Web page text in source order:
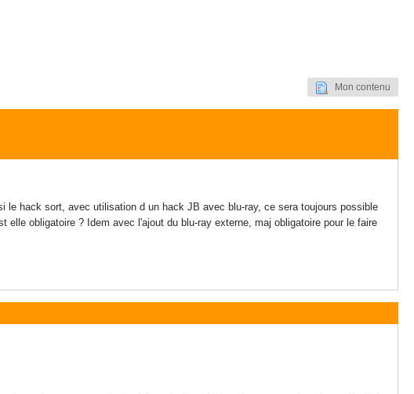
Mon contenu
hack sort, avec utilisation d un hack JB avec blu-ray, ce sera toujours possible
obligatoire ? Idem avec l'ajout du blu-ray externe, maj obligatoire pour le faire